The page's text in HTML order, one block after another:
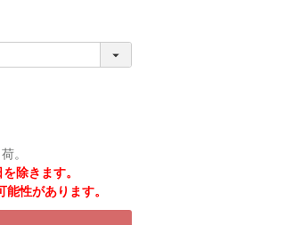
。
除きます。
性があります。